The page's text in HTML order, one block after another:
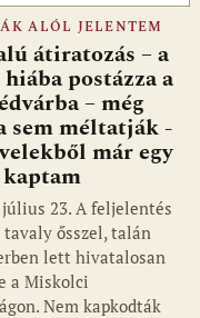
ALÓL JELENTEM
átiratozás – a
postázza a
– még
sem méltatják -
már egy
július 23. A feljelentés
ősszel, talán
lett hivatalosan
a Miskolci
Nem kapkodták